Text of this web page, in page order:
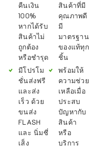
คืนเงิน
100%
หากได้รับ
สินค้าไม่
ถูกต้อง
หรือชำรุด
มีโปรโม
ชั่นส่งฟรี
และส่ง
เร็ว ด้วย
ขนส่ง
FLASH
และ นิ่มซี่
เส็ง
สินค้าที่มี
คุณภาพดี
มี
มาตรฐาน
ของแท้ทุก
ชิ้น
พร้อมให้
ความช่วย
เหลือเมื่อ
ประสบ
ปัญหากับ
สินค้า
หรือ
บริการ